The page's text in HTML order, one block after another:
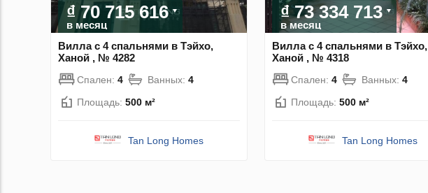
₫ 70 715 616
в месяц
Вилла с 4 спальнями в Тэйхо,
Ханой , № 4282
Спален: 4 Ванных: 4
Площадь: 500 м²
Tan Long Homes
₫ 73 334 713
в месяц
Вилла с 4 спальнями в Тэйхо,
Ханой , № 4318
Спален: 4 Ванных: 4
Площадь: 500 м²
Tan Long Homes